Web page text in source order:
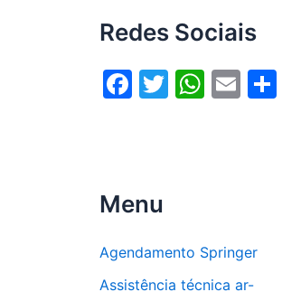
Redes Sociais
F
b
o
T
W
p
E
Menu
Agendamento Springer
Assistência técnica ar-